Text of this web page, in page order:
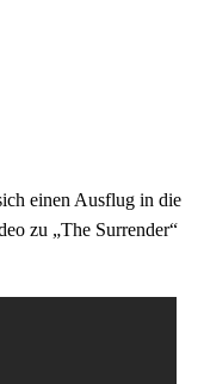
einen Ausflug in die
zu „The Surrender“